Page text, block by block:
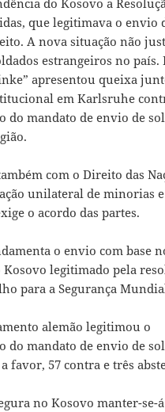
que legitimava o envio
A nova situação não
estrangeiros no país.
apresentou queixa
em Karlsruhe
do mandato de envio de
com o Direito das
unilateral de minorias e
o acordo das partes.
o envio com base
legitimado pela
para a Segurança
alemão legitimou o
do mandato de envio de
favor, 57 contra e três
no Kosovo manter-se-